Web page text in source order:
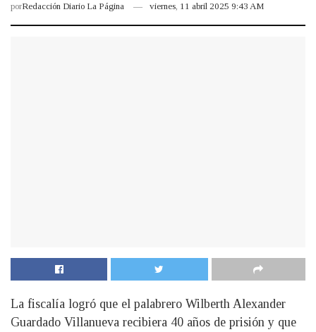
porRedacción Diario La Página viernes, 11 abril 2025 9:43 AM
La fiscalía logró que el palabrero Wilberth Alexander
Guardado Villanueva recibiera 40 años de prisión y que